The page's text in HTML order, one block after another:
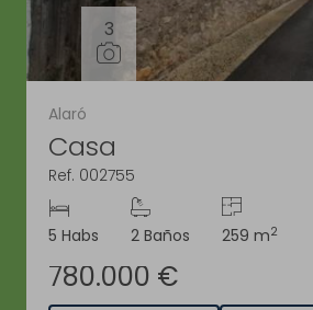
3
Alaró
Casa
Ref. 002755
5 Habs 2 Baños 259 m2
780.000 €